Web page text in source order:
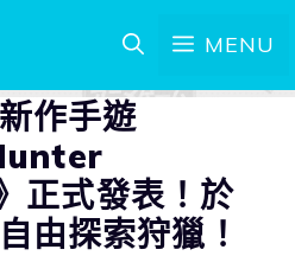
MENU
作手遊
式發表！於
由探索狩獵！